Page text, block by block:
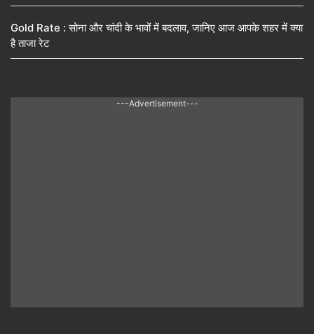
Gold Rate : सोना और चांदी के भावों में बदलाव, जानिए आज आपके शहर में क्या
है ताजा रेट
---Advertisement---